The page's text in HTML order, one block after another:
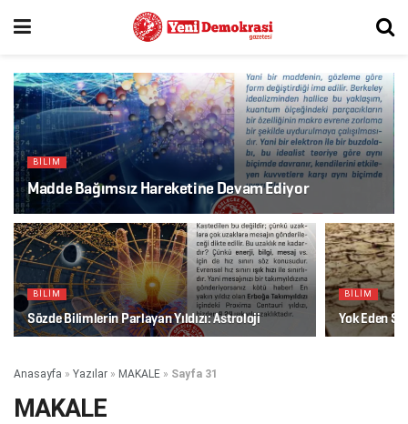
BİLİM
Madde Bağımsız Hareketine Devam Ediyor
BİLİM
Sözde Bilimlerin Parlayan Yıldızı: Astroloji
BİLİM
Yok Eden
Anasayfa » Yazılar » MAKALE » Sayfa 31
MAKALE